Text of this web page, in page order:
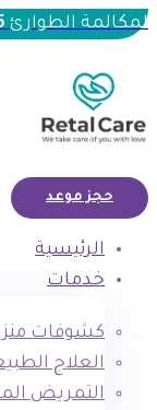
لمكالمة الطوارئ
حجز موعد
الرئيسية
خدمات
كشوفات
العلاج
التمريض